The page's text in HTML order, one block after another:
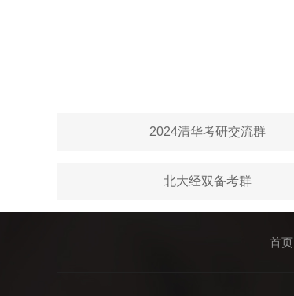
2024清华考研交流群
北大经双备考群
首页